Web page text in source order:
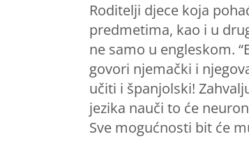
Roditelji djece koja
predmetima, kao i u
ne samo u engleskom.
govori njemački i
učiti i španjolski!
jezika nauči to će
Sve mogućnosti bit će